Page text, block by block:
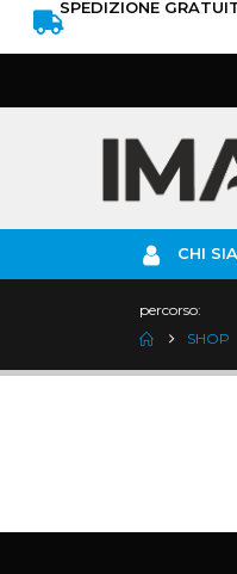
SPEDIZIONE
CHI
percorso:
SHOP